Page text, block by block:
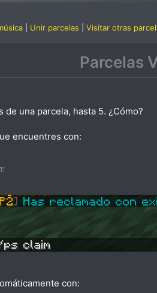
Unir parcelas Visitar otras
Parcelas
una parcela, hasta 5. ¿Cómo?
encuentres con:
con: